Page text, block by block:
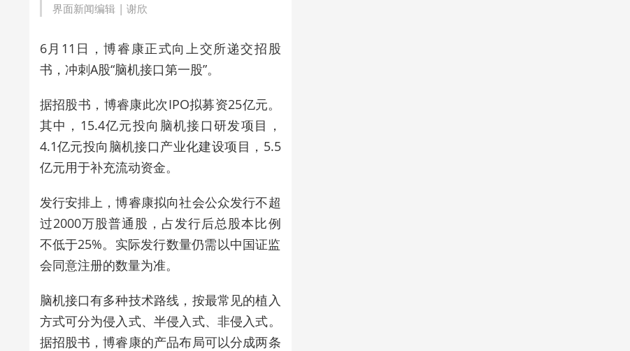
界面新闻编辑 | 谢欣
6月11日，博睿康正式向上交所递交招股
书，冲刺A股“脑机接口第一股”。
据招股书，博睿康此次IPO拟募资25亿元。
其中，15.4亿元投向脑机接口研发项目，
4.1亿元投向脑机接口产业化建设项目，5.5
亿元用于补充流动资金。
发行安排上，博睿康拟向社会公众发行不超
过2000万股普通股，占发行后总股本比例
不低于25%。实际发行数量仍需以中国证监
会同意注册的数量为准。
脑机接口有多种技术路线，按最常见的植入
方式可分为侵入式、半侵入式、非侵入式。
据招股书，博睿康的产品布局可以分成两条